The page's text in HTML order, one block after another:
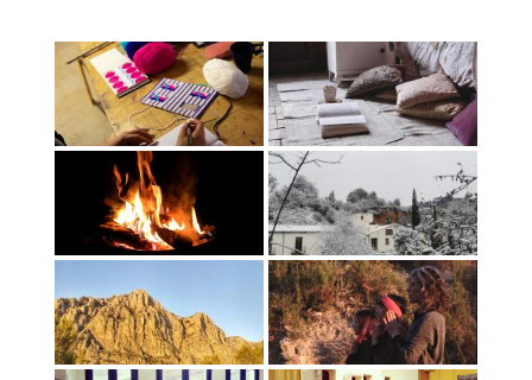
Archivo
Contacto
Idioma: